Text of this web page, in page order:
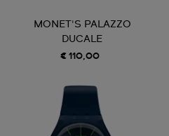
MONET'S PALAZZO
DUCALE
€ 110,00